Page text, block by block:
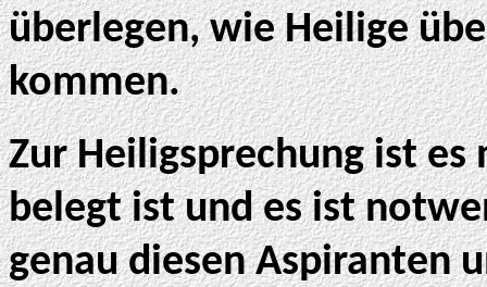
überlegen, wie Heilige
kommen.
Zur Heiligsprechung ist
belegt ist und es ist
genau diesen Aspiranten